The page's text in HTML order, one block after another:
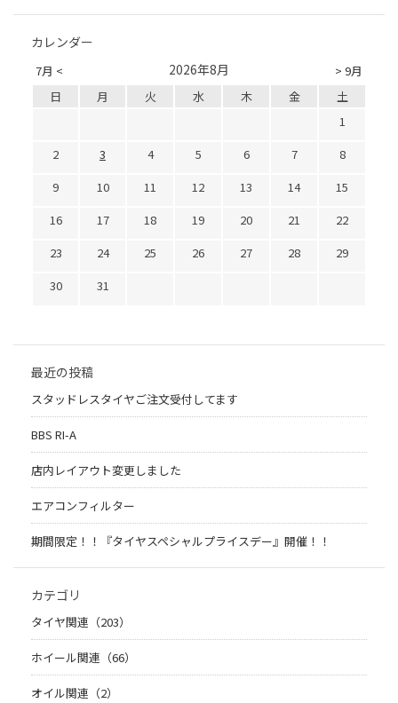
カレンダー
7月 < > 9月
2026年8月
日 月 火 水 木 金
土
1
2
3 4 5 6 7
8
9
10 11 12 13 14
15
16
17 18 19 20 21
22
23
24 25 26 27 28
29
30
31
最近の投稿
スタッドレスタイヤご注文受付してます
BBS RI-A
店内レイアウト変更しました
エアコンフィルター
期間限定！！『タイヤスペシャルプライスデー』開催！！
カテゴリ
タイヤ関連（203）
ホイール関連（66）
オイル関連（2）